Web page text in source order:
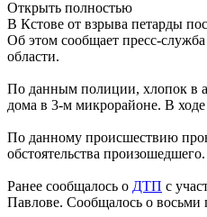
Открыть полностью
В Кстове от взрыва петарды
Об этом сообщает пресс-
области.
По данным полиции, хлопок в
дома в 3-м микрорайоне. В
По данному происшествию
обстоятельства произошедшего.
Ранее сообщалось о ДТП с
Павлове. Сообщалось о восьми